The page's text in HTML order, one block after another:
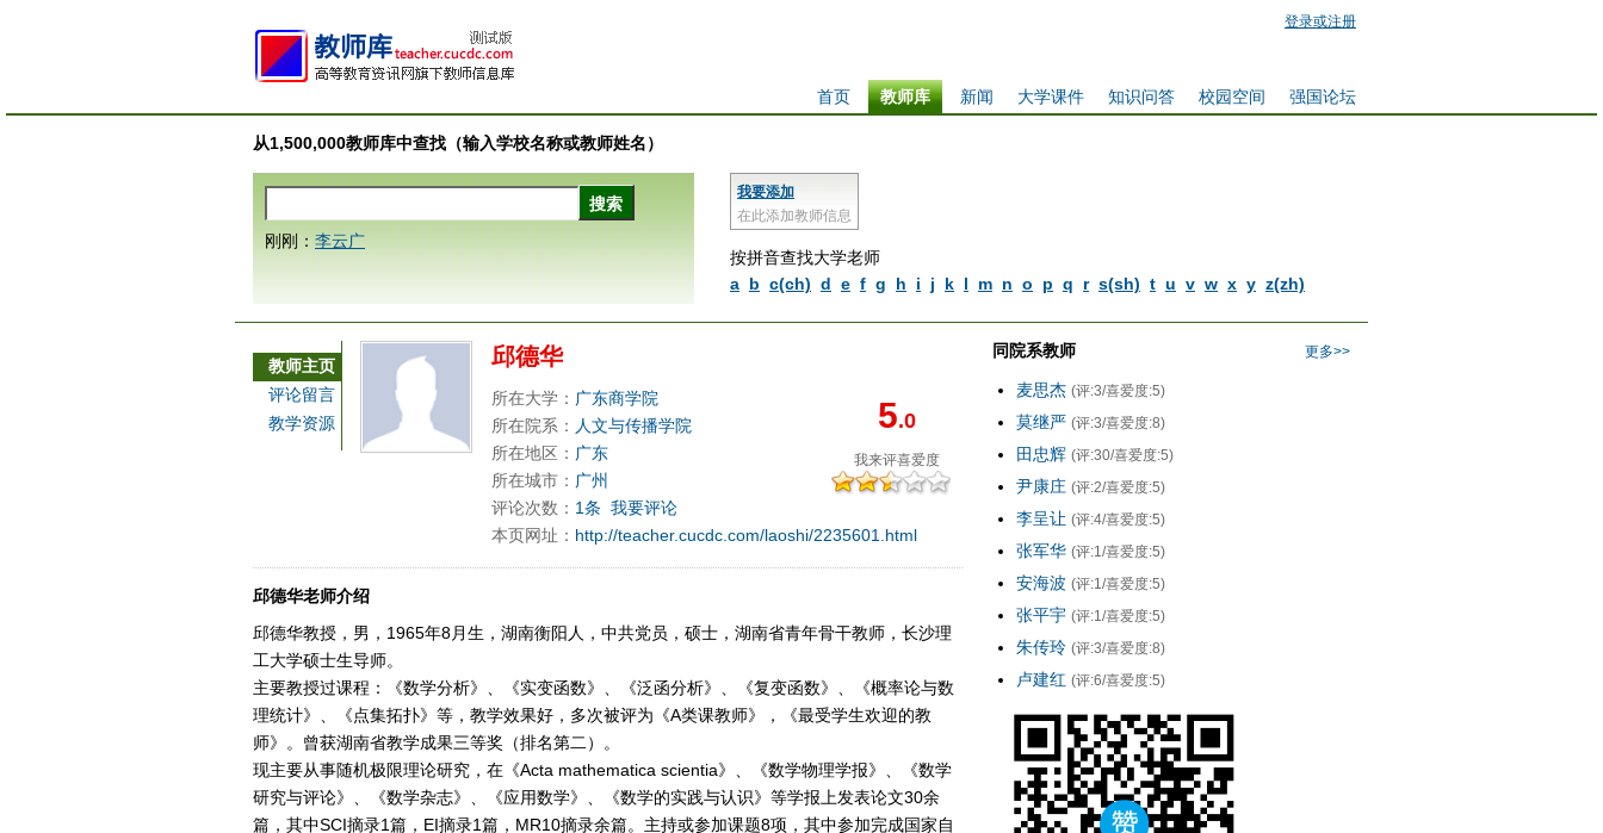
登录或注册
强国论坛
校园空间
知识问答
大学课件
新闻
教师库
首页
从1,500,000教师库中查找（输入学校名称或教师姓名）
我要添加
在此添加教师信息
按拼音查找大学老师
a b c(ch) d e f g h i j k l m n o p q r s(sh) t u v w x y z(zh)
刚刚： 李云广
教师主页
评论留言
教学资源
邱德华
5.0
我来评喜爱度
所在大学： 广东商学院
所在院系： 人文与传播学院
所在地区： 广东
所在城市： 广州
评论次数： 1条 我要评论
本页网址： http://teacher.cucdc.com/laoshi/2235601.html
邱德华老师介绍
邱德华教授，男，1965年8月生，湖南衡阳人，中共党员，硕士，湖南省青年骨干教师，长沙理
工大学硕士生导师。
主要教授过课程：《数学分析》、《实变函数》、《泛函分析》、《复变函数》、《概率论与数
理统计》、《点集拓扑》等，教学效果好，多次被评为《A类课教师》，《最受学生欢迎的教
师》。曾获湖南省教学成果三等奖（排名第二）。
现主要从事随机极限理论研究，在《Acta mathematica scientia》、《数学物理学报》、《数学
研究与评论》、《数学杂志》、《应用数学》、《数学的实践与认识》等学报上发表论文30余
篇，其中SCI摘录1篇，EI摘录1篇，MR10摘录余篇。主持或参加课题8项，其中参加完成国家自
更多>>
同院系教师
麦思杰 (评:3/喜爱度:5)
莫继严 (评:3/喜爱度:8)
田忠辉 (评:30/喜爱度:5)
尹康庄 (评:2/喜爱度:5)
李呈让 (评:4/喜爱度:5)
张军华 (评:1/喜爱度:5)
安海波 (评:1/喜爱度:5)
张平宇 (评:1/喜爱度:5)
朱传玲 (评:3/喜爱度:8)
卢建红 (评:6/喜爱度:5)